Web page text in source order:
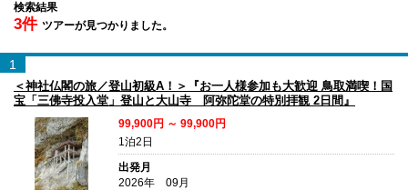
検索結果
3件 ツアーが見つかりました。
1
＜神社仏閣の旅／登山初級A！＞『お一人様参加も大歓迎 鳥取満喫！国
宝「三佛寺投入堂」登山と大山寺 阿弥陀堂の特別拝観 2日間』
99,900円 ～ 99,900円
1泊2日
出発月
2026年 09月